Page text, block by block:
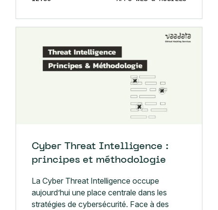
Cyber Threat Intelligence :
principes et méthodologie
La Cyber Threat Intelligence occupe
aujourd’hui une place centrale dans les
stratégies de cybersécurité. Face à des